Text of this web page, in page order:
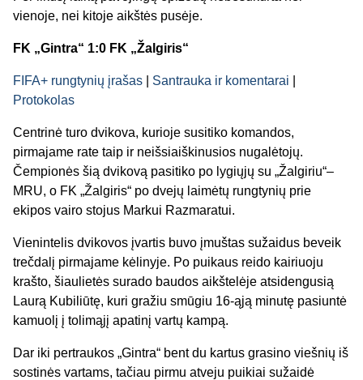
vienoje, nei kitoje aikštės pusėje.
FK „Gintra“ 1:0 FK „Žalgiris“
FIFA+ rungtynių įrašas Santrauka ir komentarai
Protokolas
Centrinė turo dvikova, kurioje susitiko komandos,
pirmajame rate taip ir neišsiaiškinusios nugalėtojų.
Čempionės šią dvikovą pasitiko po lygiųjų su „Žalgiriu“–
MRU, o FK „Žalgiris“ po dvejų laimėtų rungtynių prie
ekipos vairo stojus Markui Razmaratui.
Vienintelis dvikovos įvartis buvo įmuštas sužaidus beveik
trečdalį pirmajame kėlinyje. Po puikaus reido kairiuoju
krašto, šiaulietės surado baudos aikštelėje atsidengusią
Laurą Kubiliūtę, kuri gražiu smūgiu 16-ąją minutę pasiuntė
kamuolį į tolimąjį apatinį vartų kampą.
Dar iki pertraukos „Gintra“ bent du kartus grasino viešnių iš
sostinės vartams, tačiau pirmu atveju puikiai sužaidė